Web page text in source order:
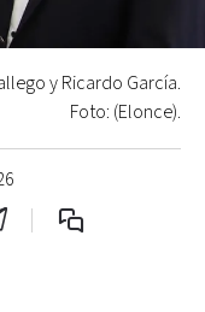
y Ricardo García.
Foto: (Elonce).